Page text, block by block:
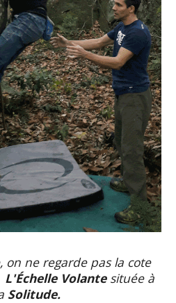
on ne regarde pas la cote
L'Échelle Volante située à
Solitude.